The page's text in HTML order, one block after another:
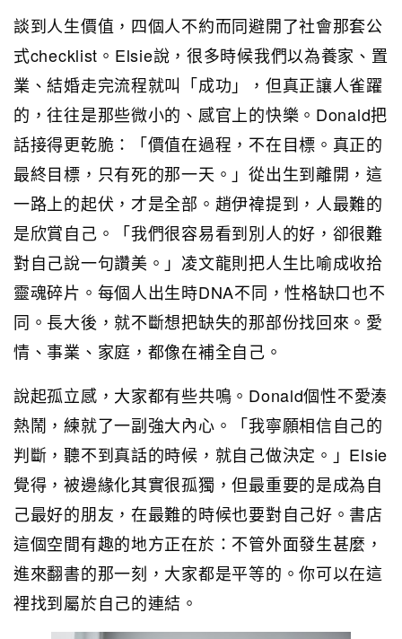
談到人生價值，四個人不約而同避開了社會那套公
式checklist。Elsie說，很多時候我們以為養家、置
業、結婚走完流程就叫「成功」，但真正讓人雀躍
的，往往是那些微小的、感官上的快樂。Donald把
話接得更乾脆：「價值在過程，不在目標。真正的
最終目標，只有死的那一天。」從出生到離開，這
一路上的起伏，才是全部。趙伊禕提到，人最難的
是欣賞自己。「我們很容易看到別人的好，卻很難
對自己說一句讚美。」凌文龍則把人生比喻成收拾
靈魂碎片。每個人出生時DNA不同，性格缺口也不
同。長大後，就不斷想把缺失的那部份找回來。愛
情、事業、家庭，都像在補全自己。
說起孤立感，大家都有些共鳴。Donald個性不愛湊
熱鬧，練就了一副強大內心。「我寧願相信自己的
判斷，聽不到真話的時候，就自己做決定。」Elsie
覺得，被邊緣化其實很孤獨，但最重要的是成為自
己最好的朋友，在最難的時候也要對自己好。書店
這個空間有趣的地方正在於：不管外面發生甚麼，
進來翻書的那一刻，大家都是平等的。你可以在這
裡找到屬於自己的連結。